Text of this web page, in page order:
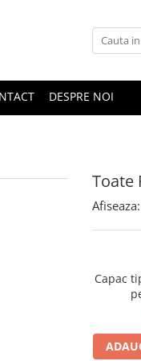
DESPRE NOI
Toate
Afiseaza:
Capac